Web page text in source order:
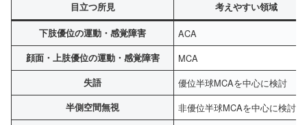
目立つ所見 考えやすい領域
下肢優位の運動・感覚障害 ACA
顔面・上肢優位の運動・感覚障害 MCA
失語 優位半球MCAを中心に検討
半側空間無視 非優位半球MCAを中心に検討